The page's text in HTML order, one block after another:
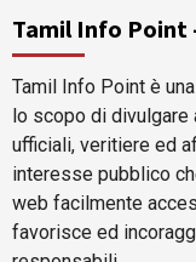
Tamil Info Point
Tamil Info Point è
lo scopo di divulgare
ufficiali, veritiere ed
interesse pubblico
web facilmente
favorisce ed